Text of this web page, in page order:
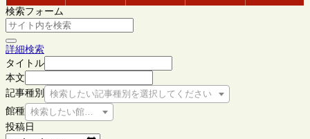
検索フォーム
詳細検索
タイトル
本文
記事種別
検索したい記事種別を選択してください
館種 検索したい館種を選択してください
投稿日